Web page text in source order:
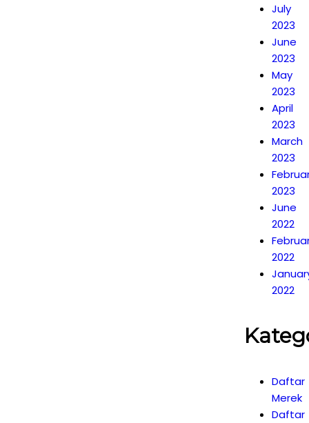
July
2023
June
2023
May
2023
April
2023
March
2023
2023
June
2022
2022
2022
Daftar
Merek
Daftar